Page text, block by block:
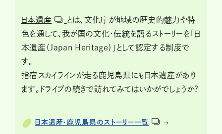
日本遺産
とは、文化庁が地域の歴史的魅力や特
色を通して、我が国の文化・伝統を語るストーリーを「日
本遺産（Japan Heritage）」として認定する制度で
す。
指宿スカイラインが走る鹿児島県にも日本遺産があり
ます。ドライブの続きで訪れてみてはいかがでしょうか?
日本遺産・鹿児島県のストーリー一覧